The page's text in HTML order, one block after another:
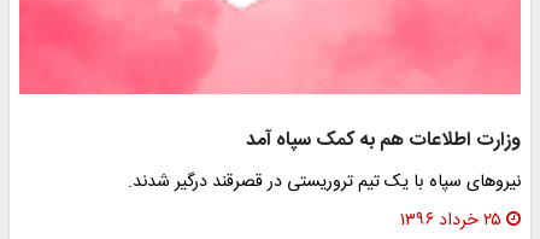
وزارت اطلاعات هم به کمک سپاه آمد
نیروهای سپاه با یک تیم تروریستی در قصرقند درگیر شدند.
۲۵ خرداد ۱۳۹۶